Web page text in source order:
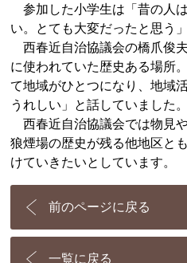
参加した小学生は「昔の人
い。とても大変だったと思う
西春近自治協議会の橋爪俊
に使われていた歴史ある場所
て地域がひとつになり、地域
うれしい」と話していました。
西春近自治協議会では物見
狼煙場の歴史が残る他地区と
けていきたいとしています。
前のページに戻る
一覧に戻る